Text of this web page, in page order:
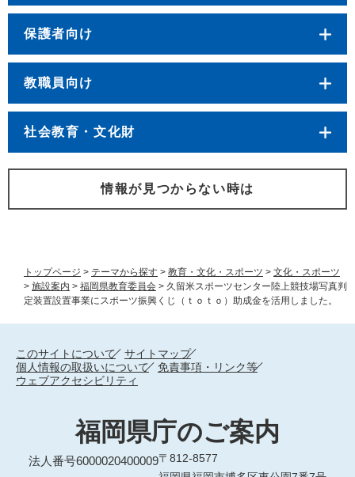
トップページ > テーマから探す > 教育・文化・スポーツ > 文化・スポーツ
> 施設案内 > 福岡県教育委員会 > 久留米スポーツセンター陸上競技場写真判
定装置設置事業にスポーツ振興くじ（ｔｏｔｏ）助成金を活用しました。
保護者向け
教職員向け
社会教育・文化財
情報が見つからない時は
このサイトについて
サイトマップ
個人情報の取扱いについて
免責事項・リンク等
ウェブアクセシビリティ
福岡県庁のご案内
法人番号6000020400009〒812-8577